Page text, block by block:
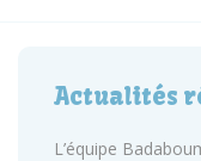
Actualités
L’équipe